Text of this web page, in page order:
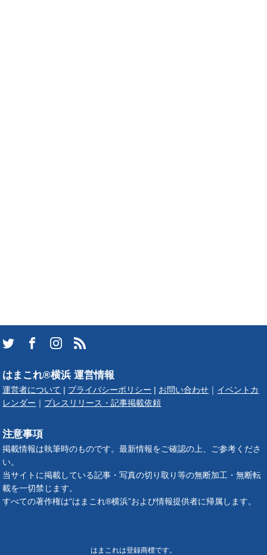
はまこれ®横浜 運営情報
運営者について プライバシーポリシー お問い合わせ
イベントカ
レンダー
プレスリリース・記事掲載依頼
注意事項
掲載情報は執筆時のものです。最新情報をご確認の上、ご参考くださ
い。
当サイトに掲載している記事・写真の切り取り等の無断加工・無断転
載を一切禁じます。
すべての著作権は“はまこれ®横浜”および情報提供者に帰属します。
はまこれは登録商標です。